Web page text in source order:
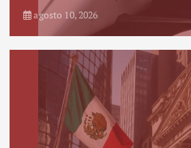
agosto 10, 2026